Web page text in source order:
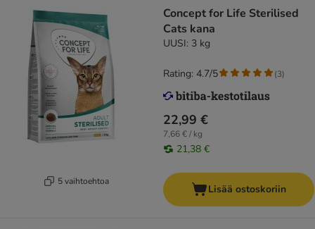
5 vaihtoehtoa
Concept for Life Sterilised
Cats kana
UUSI: 3 kg
22,99 €
7,66 € / kg
21,38 €
Rating: 4.7/5 (3)
Lisää ostoskoriin